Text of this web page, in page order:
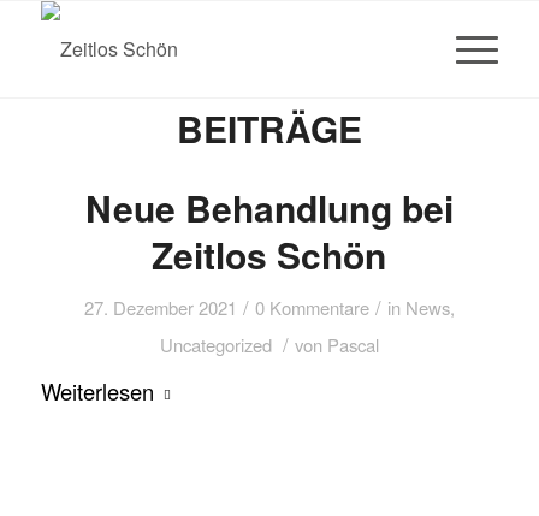
BEITRÄGE
Neue Behandlung bei
Zeitlos Schön
27. Dezember 2021 / 0 Kommentare / in News,
Uncategorized / von Pascal
Weiterlesen